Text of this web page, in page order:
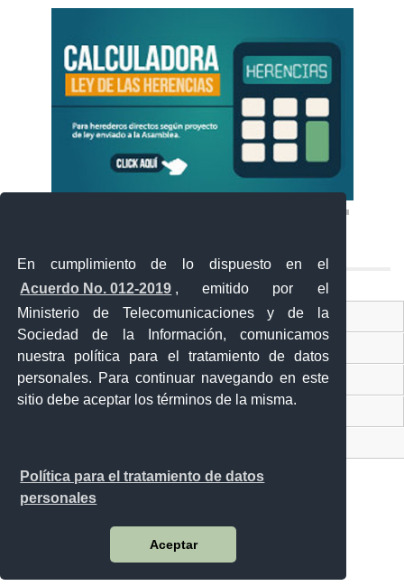
En cumplimiento de lo dispuesto en el
Acuerdo No. 012-2019 , emitido por el
Ministerio de Telecomunicaciones y de la
Sociedad de la Información, comunicamos
nuestra política para el tratamiento de datos
personales. Para continuar navegando en este
sitio debe aceptar los términos de la misma.
Política para el tratamiento de datos
personales
Aceptar
Ventanilla Única Virtual
Ventanilla Única de Comercio Exterior
Gobierno Abierto
Malecón y Aguirre
Guayaquil - Ecuador